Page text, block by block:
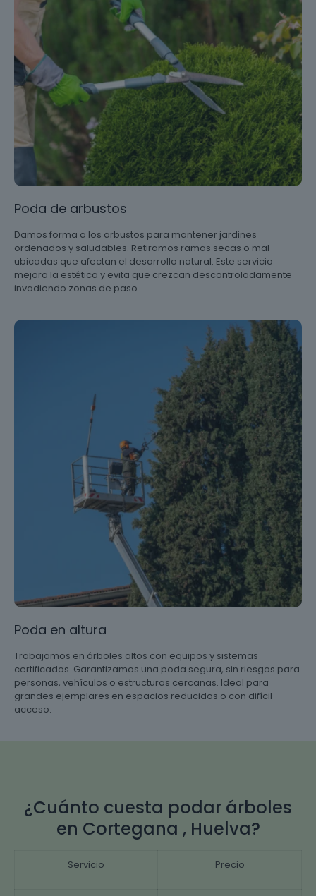
Poda de arbustos
Damos forma a los arbustos para mantener jardines
ordenados y saludables. Retiramos ramas secas o mal
ubicadas que afectan el desarrollo natural. Este servicio
mejora la estética y evita que crezcan descontroladamente
invadiendo zonas de paso.
Poda en altura
Trabajamos en árboles altos con equipos y sistemas
certificados. Garantizamos una poda segura, sin riesgos para
personas, vehículos o estructuras cercanas. Ideal para
grandes ejemplares en espacios reducidos o con difícil
acceso.
¿Cuánto cuesta podar árboles
en Cortegana , Huelva?
Servicio Precio